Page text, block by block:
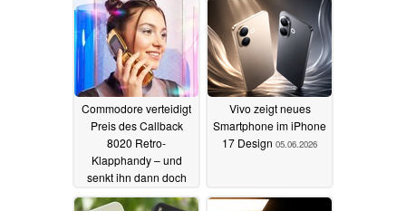
Commodore verteidigt
Preis des Callback
8020 Retro-
Klapphandy – und
senkt ihn dann doch
26.06.2026
Vivo zeigt neues
Smartphone im iPhone
17 Design 05.06.2026